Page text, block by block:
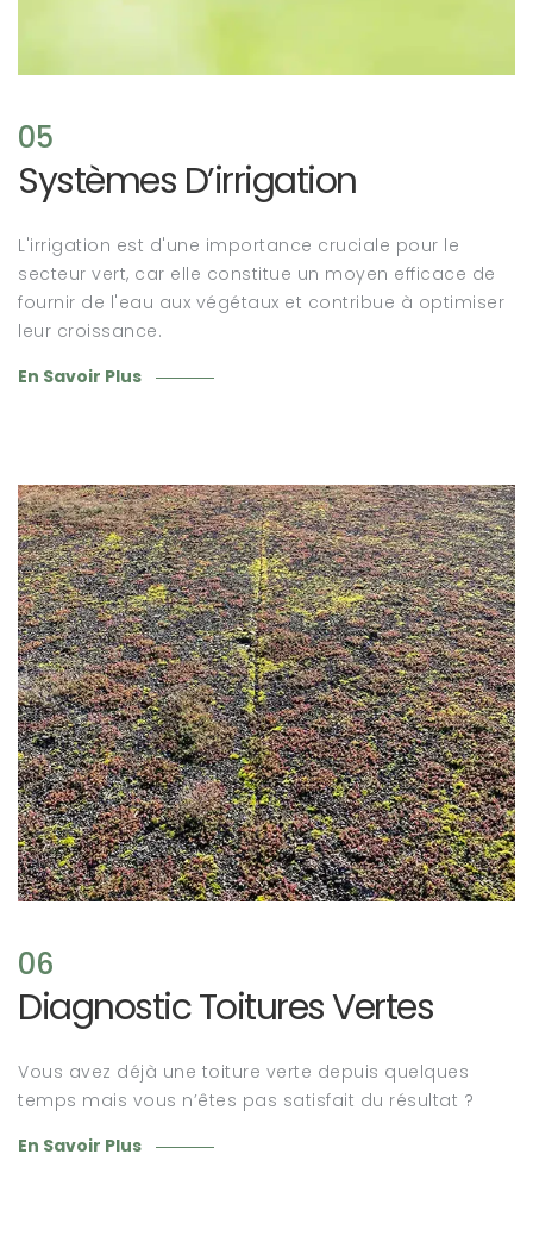
05
Systèmes D’irrigation
L'irrigation est d'une importance cruciale pour le
secteur vert, car elle constitue un moyen efficace de
fournir de l'eau aux végétaux et contribue à optimiser
leur croissance.
En Savoir Plus
06
Diagnostic Toitures Vertes
Vous avez déjà une toiture verte depuis quelques
temps mais vous n’êtes pas satisfait du résultat ?
En Savoir Plus